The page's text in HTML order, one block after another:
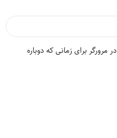
برای زمانی که دوباره